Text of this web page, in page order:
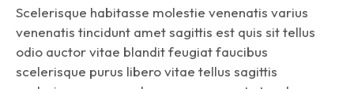
Scelerisque habitasse molestie venenatis varius
venenatis tincidunt amet sagittis est quis sit tellus
odio auctor vitae blandit feugiat faucibus
scelerisque purus libero vitae tellus sagittis